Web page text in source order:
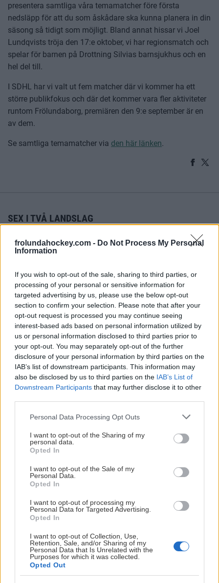
frolundahockey.com - Do Not Process My Personal
Information
If you wish to opt-out of the sale, sharing to third parties, or
processing of your personal or sensitive information for
targeted advertising by us, please use the below opt-out
section to confirm your selection. Please note that after your
opt-out request is processed you may continue seeing
interest-based ads based on personal information utilized by
us or personal information disclosed to third parties prior to
your opt-out. You may separately opt-out of the further
disclosure of your personal information by third parties on the
IAB’s list of downstream participants. This information may
also be disclosed by us to third parties on the IAB’s List of
Downstream Participants that may further disclose it to other
Please note that this website/app uses one or more Google
not limited to your visit or usage behaviour. You may click to
grant or deny consent to Google and its third-party tags to
use your data for below specified purposes in below Google
consent section.
Personal Data Processing Opt Outs
I want to opt-out of the Sharing of my
personal data.
Opted In
I want to opt-out of the Sale of my
Personal Data.
Opted In
I want to opt-out of processing my
Personal Data for Targeted Advertising.
Opted In
I want to opt-out of Collection, Use,
Retention, Sale, and/or Sharing of my
Personal Data that Is Unrelated with the
Purposes for which it was collected.
Opted Out
presentera samtliga våra temamatcher före första
nedsläpp för att du som åskådare ska kunna planera in din
säsong så tidigt som möjligt. Bland annat hissar vi Joel
Lundqvists tröja den 17:e oktober, vi har regionsmatch och
spelar för barnen på Drottning Silvias barnsjukhus och en
hel del till.
I SDHL har vi valt ut fem matcher där vi kommer ha ett
större publikfokus och där det kommer vara fler aktiviteter
runtom Frölundaborg, premiären den 9:e september är en
av dem.
Se samtliga temamatcher via den här länken.
SEX I TVÅ LANDSLAG
FHC ACADEMY
Säsongen är igång på allvar för en dryg handfull
Frölundaspelare.
SHL- och SDHL-premiärerna dröjer en bit in i september,
men för Sverige Team 18 herr/dam är det allvar redan nu.
Team 18 herr är i Edmonton, Kanada, och spelar
Hlinka/Gretzky cup (3 till 8 augusti) och tre
Frölundaspelare finns med i den truppen: Olle Zetterstedt,
Wiggo Forsberg och Charlie Kalldin.
Team 18 dam drar till Tjeckien i slutet av augusti,
fyrnationsturnering, och tre Frölundaspelare fick
förbundskapten Andreas Karlssons förtroende: Vera
Svedung, Sally Mildeus och Maja Stäring.
PETER KYMMER